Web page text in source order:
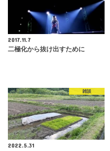
2017.11.7
二極化から抜け出すために
雑談
2022.5.31